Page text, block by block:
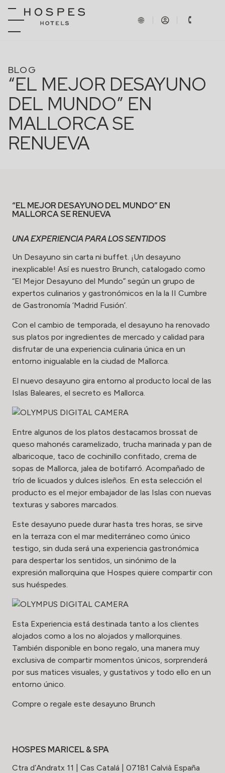
BLOG
“EL MEJOR DESAYUNO
DEL MUNDO” EN
MALLORCA SE
RENUEVA
“EL MEJOR DESAYUNO DEL MUNDO” EN
MALLORCA SE RENUEVA
UNA EXPERIENCIA PARA LOS SENTIDOS
Un Desayuno sin carta ni buffet. ¡Un desayuno
inexplicable! Así es nuestro Brunch, catalogado como
“El Mejor Desayuno del Mundo” según un grupo de
expertos culinarios y gastronómicos en la la II Cumbre
de Gastronomía ‘Madrid Fusión’.
Con el cambio de temporada, el desayuno ha renovado
sus platos por ingredientes de mercado y calidad para
disfrutar de una experiencia culinaria única en un
entorno inigualable en la ciudad de Mallorca.
El nuevo desayuno gira entorno al producto local de las
Islas Baleares, el secreto es Mallorca.
Entre algunos de los platos destacamos brossat de
queso mahonés caramelizado, trucha marinada y pan de
albaricoque, taco de cochinillo confitado, crema de
sopas de Mallorca, jalea de botifarró. Acompañado de
trío de licuados y dulces isleños. En esta selección el
producto es el mejor embajador de las Islas con nuevas
texturas y sabores marcados.
Este desayuno puede durar hasta tres horas, se sirve
en la terraza con el mar mediterráneo como único
testigo, sin duda será una experiencia gastronómica
para despertar los sentidos, un sinónimo de la
expresión mallorquina que Hospes quiere compartir con
sus huéspedes.
Esta Experiencia está destinada tanto a los clientes
alojados como a los no alojados y mallorquines.
También disponible en bono regalo, una manera muy
exclusiva de compartir momentos únicos, sorprenderá
por sus matices visuales, y gustativos y todo ello en un
entorno único.
Compre o regale este desayuno Brunch
HOSPES MARICEL & SPA
Ctra d’Andratx 11 | Cas Catalá | 07181 Calvià España